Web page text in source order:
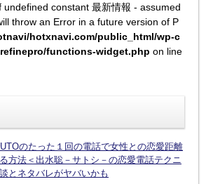
undefined constant 最新情報 - assumed
throw an Error in a future version of P
hotxnavi.com/public_html/wp-c
functions-widget.php on line
のたった１回の電話で女性との恋愛距離
方法＜出水聡－サトシ－の恋愛電話テクニ
とネタバレがヤバいかも